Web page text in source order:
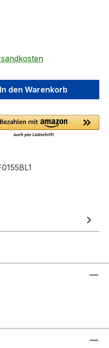
den
In den Warenkorb